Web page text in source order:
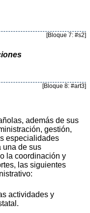
[Bloque 7: #s2]
[Bloque 8: #art3]
además de sus
gestión,
especialidades
una de sus
la coordinación y
las siguientes
actividades y